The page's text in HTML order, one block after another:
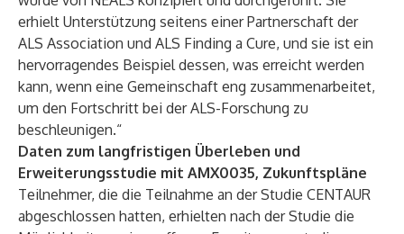
erhielt Unterstützung seitens einer Partnerschaft der
ALS Association und ALS Finding a Cure, und sie ist ein
hervorragendes Beispiel dessen, was erreicht werden
kann, wenn eine Gemeinschaft eng zusammenarbeitet,
um den Fortschritt bei der ALS-Forschung zu
beschleunigen.“
Daten zum langfristigen Überleben und
Erweiterungsstudie mit AMX0035, Zukunftspläne
Teilnehmer, die die Teilnahme an der Studie CENTAUR
abgeschlossen hatten, erhielten nach der Studie die